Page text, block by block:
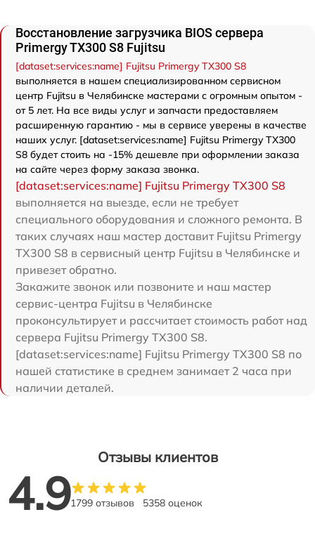
Восстановление загрузчика BIOS сервера
Primergy TX300 S8 Fujitsu
[dataset:services:name] Fujitsu Primergy TX300 S8
выполняется в нашем специализированном сервисном
центр Fujitsu в Челябинске мастерами с огромным опытом -
от 5 лет. На все виды услуг и запчасти предоставляем
расширенную гарантию - мы в сервисе уверены в качестве
наших услуг. [dataset:services:name] Fujitsu Primergy TX300
S8 будет стоить на -15% дешевле при оформлении заказа
на сайте через форму заказа звонка.
[dataset:services:name] Fujitsu Primergy TX300 S8
выполняется на выезде, если не требует
специального оборудования и сложного ремонта. В
таких случаях наш мастер доставит Fujitsu Primergy
TX300 S8 в сервисный центр Fujitsu в Челябинске и
привезет обратно.
Закажите звонок или позвоните и наш мастер
сервис-центра Fujitsu в Челябинске
проконсультирует и рассчитает стоимость работ над
сервера Fujitsu Primergy TX300 S8.
[dataset:services:name] Fujitsu Primergy TX300 S8 по
нашей статистике в среднем занимает 2 часа при
наличии деталей.
Отзывы клиентов
4.91799 отзывов 5358 оценок